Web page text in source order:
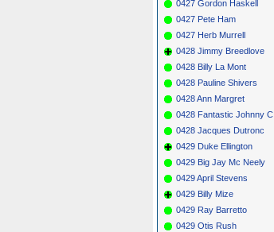
0427 Gordon Haskell
0427 Pete Ham
0427 Herb Murrell
0428 Jimmy Breedlove
0428 Billy La Mont
0428 Pauline Shivers
0428 Ann Margret
0428 Fantastic Johnny C
0428 Jacques Dutronc
0429 Duke Ellington
0429 Big Jay Mc Neely
0429 April Stevens
0429 Billy Mize
0429 Ray Barretto
0429 Otis Rush